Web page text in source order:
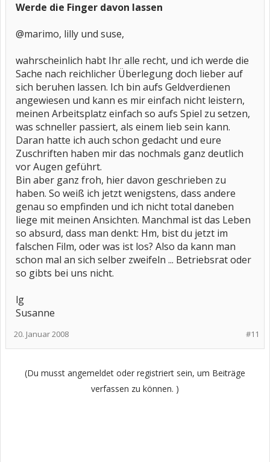
Werde die Finger davon lassen
@marimo, lilly und suse,
wahrscheinlich habt Ihr alle recht, und ich werde die
Sache nach reichlicher Überlegung doch lieber auf
sich beruhen lassen. Ich bin aufs Geldverdienen
angewiesen und kann es mir einfach nicht leistern,
meinen Arbeitsplatz einfach so aufs Spiel zu setzen,
was schneller passiert, als einem lieb sein kann.
Daran hatte ich auch schon gedacht und eure
Zuschriften haben mir das nochmals ganz deutlich
vor Augen geführt.
Bin aber ganz froh, hier davon geschrieben zu
haben. So weiß ich jetzt wenigstens, dass andere
genau so empfinden und ich nicht total daneben
liege mit meinen Ansichten. Manchmal ist das Leben
so absurd, dass man denkt: Hm, bist du jetzt im
falschen Film, oder was ist los? Also da kann man
schon mal an sich selber zweifeln ... Betriebsrat oder
so gibts bei uns nicht.
lg
Susanne
#11
20. Januar 2008
(Du musst angemeldet oder registriert sein, um Beiträge
verfassen zu können. )